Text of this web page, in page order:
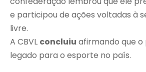
e participou de ações voltadas à
livre.
A CBVL concluiu afirmando que o
legado para o esporte no país.